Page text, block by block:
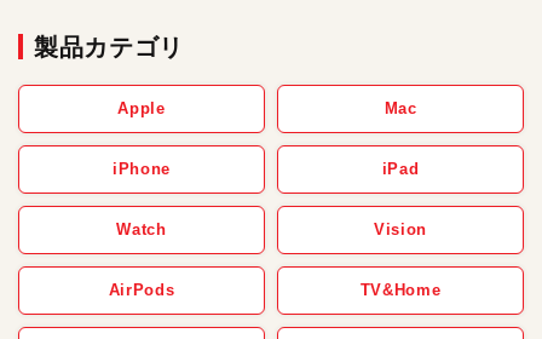
製品カテゴリ
Apple Mac
iPhone iPad
Watch Vision
AirPods TV&Home